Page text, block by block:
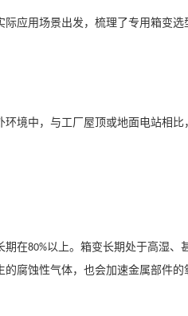
应用场景出发，梳理了专用箱变选
境中，与工厂屋顶或地面电站相比
期在80%以上。箱变长期处于高湿、
腐蚀性气体，也会加速金属部件的